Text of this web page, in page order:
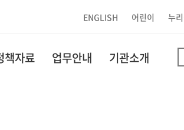
ENGLISH 어린이 누
책자료 업무안내 기관소개